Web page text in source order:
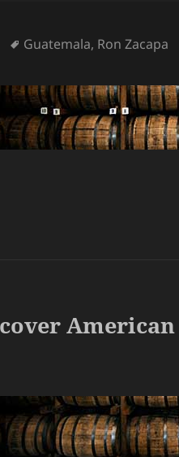
Mots-
Guatemala, Ron Zacapa
American